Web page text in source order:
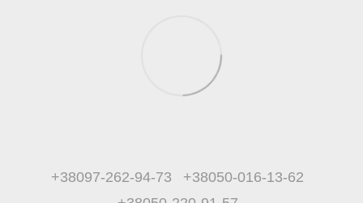
+38097-262-94-73
+38050-016-13-62